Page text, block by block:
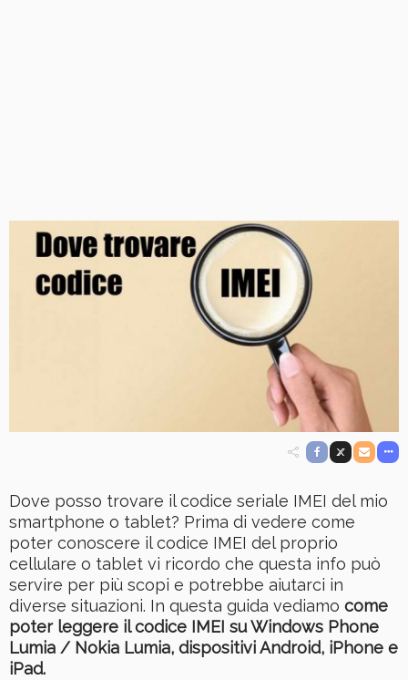
Dove posso trovare il codice seriale IMEI del mio
smartphone o tablet? Prima di vedere come
poter conoscere il codice IMEI del proprio
cellulare o tablet vi ricordo che questa info può
servire per più scopi e potrebbe aiutarci in
diverse situazioni. In questa guida vediamo come
poter leggere il codice IMEI su Windows Phone
Lumia / Nokia Lumia, dispositivi Android, iPhone e
iPad.